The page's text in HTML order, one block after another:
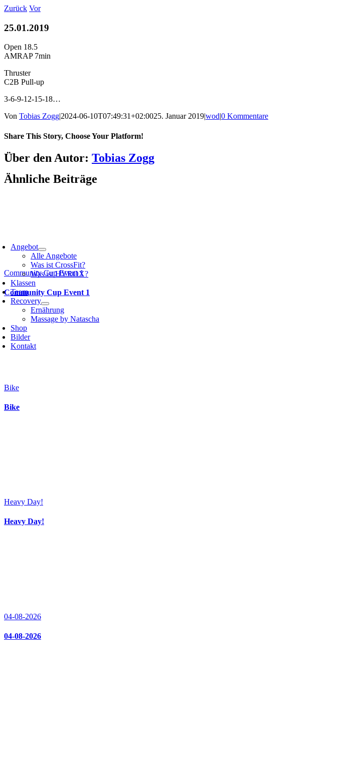
Zum
springen
Angebot
Alle Angebote
Was ist CrossFit?
Was ist HYROX?
Klassen
Team
Recovery
Ernährung
Massage by Natascha
Shop
Bilder
Kontakt
Zurück Vor
25.01.2019
Open 18.5
AMRAP 7min
Thruster
C2B Pull-up
3-6-9-12-15-18…
Von Tobias Zogg|2024-06-10T07:49:31+02:0025. Januar 2019|wod|0 Kommentare
Share This Story, Choose Your Platform!
Facebook
LinkedIn
WhatsApp
Telegram
Tumblr
Pinterest
Vk
Xing
E-
Mail
Über den Autor: Tobias Zogg
Ähnliche Beiträge
Community Cup Event 1
Community Cup Event 1
Bike
Bike
Heavy Day!
Heavy Day!
04-08-2026
04-08-2026